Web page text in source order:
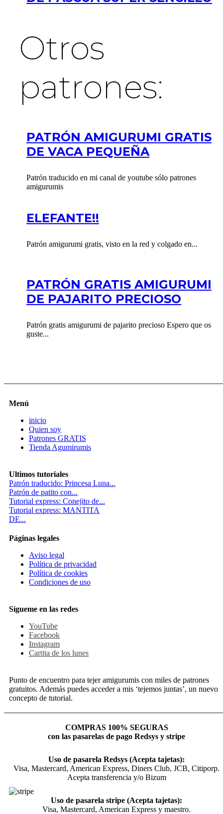
Otros
patrones:
PATRÓN AMIGURUMI GRATIS
DE VACA PEQUEÑA
Patrón traducido en mi canal de youtube sólo patrones
amigurumis
ELEFANTE!!
Patrón amigurumi gratis, visto en la red y colgado en...
PATRÓN GRATIS AMIGURUMI
DE PAJARITO PRECIOSO
Patrón gratis amigurumi de pajarito precioso Espero que os
guste...
Menú
inicio
Quien soy
Patrones GRATIS
Tienda Agumirumis
Ultimos tutoriales
Patrón traducido: Princesa Luna...
Patrón de patito con...
Tutorial express: Conejito de...
Tutorial express: MANTITA
DE...
Páginas legales
Aviso legal
Política de privacidad
Política de cookies
Condiciones de uso
Sígueme en las redes
YouTube
Facebook
Instagram
Cartita de los lunes
Punto de encuentro para tejer amigurumis con miles de patrones
gratuitos. Además puedes acceder a mis ‘tejemos juntas’, un nuevo
concepto de tutorial.
COMPRAS 100% SEGURAS
con las pasarelas de pago Redsys y stripe
Uso de pasarela Redsys (Acepta tajetas):
Visa, Mastercard, American Express, Diners Club, JCB, Citiporp.
Acepta transferencia y/o Bizum
Uso de pasarela stripe (Acepta tajetas):
Visa, Mastercard, American Express y maestro.